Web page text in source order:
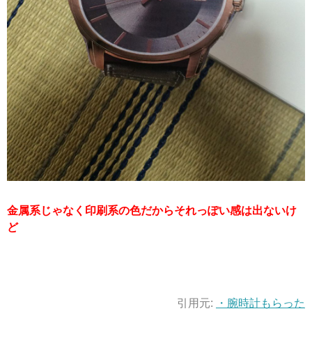
金属系じゃなく印刷系の色だからそれっぽい感は出ないけ
ど
引用元: ・腕時計もらった